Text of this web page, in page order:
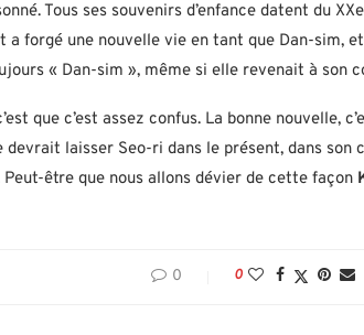
Tous ses souvenirs d’enfance datent du
a forgé une nouvelle vie en tant que Dan-sim,
« Dan-sim », même si elle revenait à son
que c’est assez confus. La bonne nouvelle,
laisser Seo-ri dans le présent, dans son
être que nous allons dévier de cette façon
0 0